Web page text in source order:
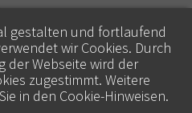
gestalten und fortlaufend
wir Cookies. Durch
der Webseite wird der
zugestimmt. Weitere
in den Cookie-Hinweisen.